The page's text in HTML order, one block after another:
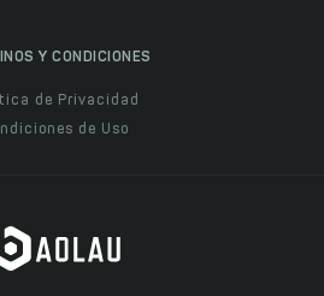
Y CONDICIONES
de Privacidad
de Uso